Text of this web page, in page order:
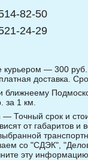
82-50
24-29
курьером — 300
доставка.
ближнеему
за 1 км.
— Точный срок и
от габаритов и
со "СДЭК",
эту информацию